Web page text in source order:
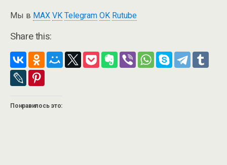
Мы в MAX VK Telegram OK Rutube
Share this:
Понравилось это: